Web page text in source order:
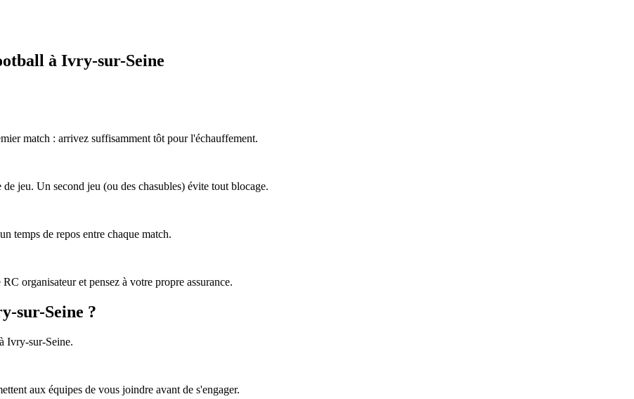
à Ivry-sur-Seine
match : arrivez suffisamment tôt pour l'échauffement.
jeu. Un second jeu (ou des chasubles) évite tout blocage.
temps de repos entre chaque match.
organisateur et pensez à votre propre assurance.
sur-Seine ?
Ivry-sur-Seine.
aux équipes de vous joindre avant de s'engager.